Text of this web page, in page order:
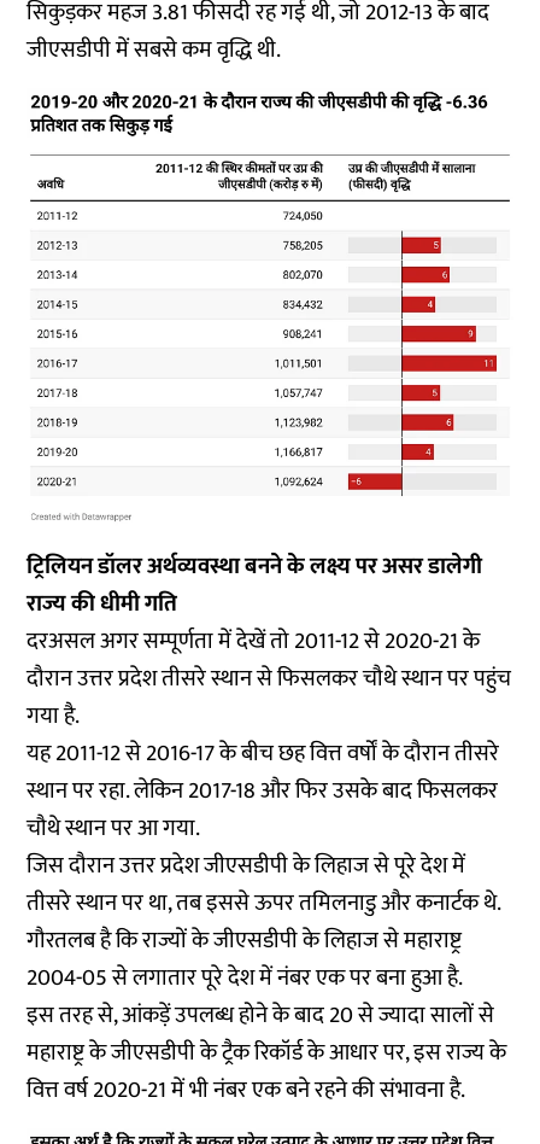
सिकुड़कर महज 3.81 फीसदी रह गई थी, जो 2012-13 के बाद
जीएसडीपी में सबसे कम वृद्धि थी.
ट्रिलियनडॉलरअर्थव्यवस्थाबननेकेलक्ष्यपरअसरडालेगी
राज्यकीधीमीगति
दरअसल अगर सम्पूर्णता में देखें तो 2011-12 से 2020-21 के
दौरान उत्तर प्रदेश तीसरे स्थान से फिसलकर चौथे स्थान पर पहुंच
गया है.
यह 2011-12 से 2016-17 के बीच छह वित्त वर्षों के दौरान तीसरे
स्थान पर रहा. लेकिन 2017-18 और फिर उसके बाद फिसलकर
चौथे स्थान पर आ गया.
जिस दौरान उत्तर प्रदेश जीएसडीपी के लिहाज से पूरे देश में
तीसरे स्थान पर था, तब इससे ऊपर तमिलनाडु और कनार्टक थे.
गौरतलब है कि राज्यों के जीएसडीपी के लिहाज से महाराष्ट्र
2004-05 से लगातार पूरे देश में नंबर एक पर बना हुआ है.
इस तरह से, आंकड़ें उपलब्ध होने के बाद 20 से ज्यादा सालों से
महाराष्ट्र के जीएसडीपी के ट्रैक रिकॉर्ड के आधार पर, इस राज्य के
वित्त वर्ष 2020-21 में भी नंबर एक बने रहने की संभावना है.